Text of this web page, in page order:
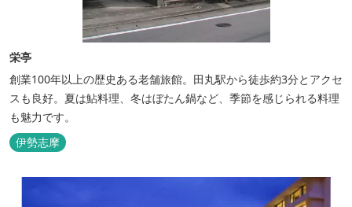
栄亭
創業100年以上の歴史ある老舗旅館。田丸駅から徒歩約3分とアクセ
スも良好。夏は鮎料理、冬はぼたん鍋など、季節を感じられる料理
も魅力です。
伊勢志摩